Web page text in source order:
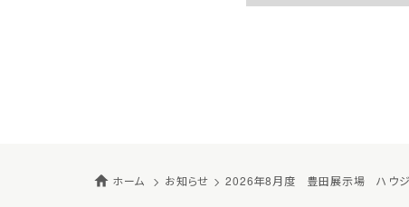
ホーム お知らせ 2026年8月度 豊田展示場 ハウジ